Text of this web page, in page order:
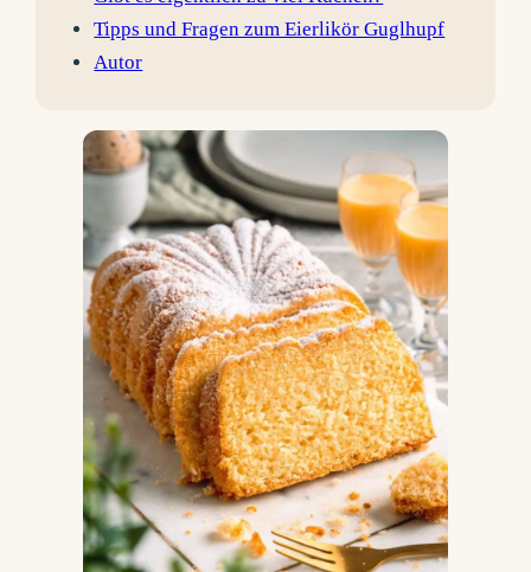
Tipps und Fragen zum Eierlikör Guglhupf
Autor